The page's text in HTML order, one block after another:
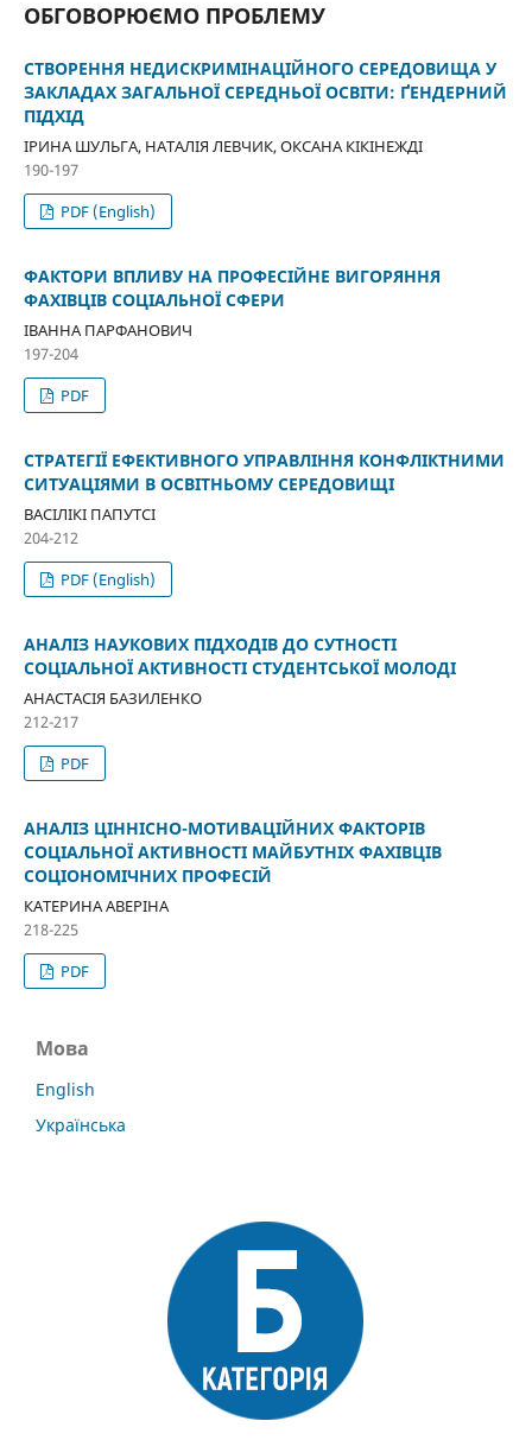
ОБГОВОРЮЄМО ПРОБЛЕМУ
СТВОРЕННЯ НЕДИСКРИМІНАЦІЙНОГО СЕРЕДОВИЩА У
ЗАКЛАДАХ ЗАГАЛЬНОЇ СЕРЕДНЬОЇ ОСВІТИ: ҐЕНДЕРНИЙ
ПІДХІД
ІРИНА ШУЛЬГА, НАТАЛІЯ ЛЕВЧИК, ОКСАНА КІКІНЕЖДІ
190-197
PDF (English)
ФАКТОРИ ВПЛИВУ НА ПРОФЕСІЙНЕ ВИГОРЯННЯ
ФАХІВЦІВ СОЦІАЛЬНОЇ СФЕРИ
ІВАННА ПАРФАНОВИЧ
197-204
PDF
СТРАТЕГІЇ ЕФЕКТИВНОГО УПРАВЛІННЯ КОНФЛІКТНИМИ
СИТУАЦІЯМИ В ОСВІТНЬОМУ СЕРЕДОВИЩІ
ВАСІЛІКІ ПАПУТСІ
204-212
PDF (English)
АНАЛІЗ НАУКОВИХ ПІДХОДІВ ДО СУТНОСТІ
СОЦІАЛЬНОЇ АКТИВНОСТІ СТУДЕНТСЬКОЇ МОЛОДІ
АНАСТАСІЯ БАЗИЛЕНКО
212-217
PDF
АНАЛІЗ ЦІННІСНО-МОТИВАЦІЙНИХ ФАКТОРІВ
СОЦІАЛЬНОЇ АКТИВНОСТІ МАЙБУТНІХ ФАХІВЦІВ
СОЦІОНОМІЧНИХ ПРОФЕСІЙ
КАТЕРИНА АВЕРІНА
218-225
PDF
Мова
English
Українська